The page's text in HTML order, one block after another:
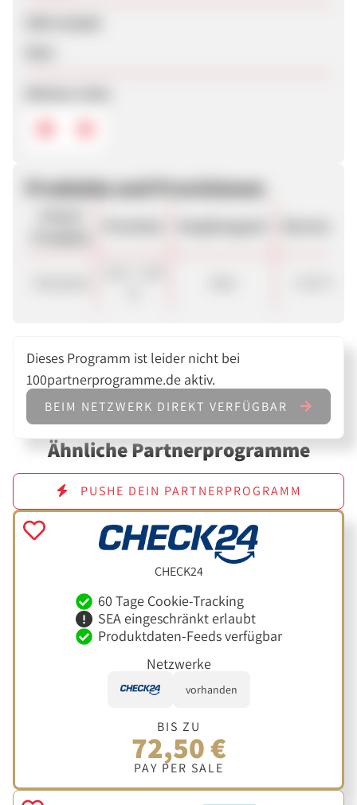
Produkte und Provisionen
Dieses Programm ist leider nicht bei
100partnerprogramme.de aktiv.
BEIM NETZWERK DIREKT VERFÜGBAR
Ähnliche Partnerprogramme
PUSHE DEIN PARTNERPROGRAMM
CHECK24
60 Tage Cookie-Tracking
SEA eingeschränkt erlaubt
Produktdaten-Feeds verfügbar
Netzwerke
vorhanden
BIS ZU
72,50 €
PAY PER SALE